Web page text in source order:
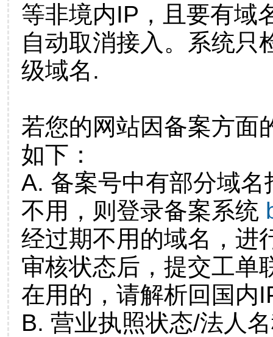
等非境内IP，且要有域
自动取消接入。系统只
级域名.
若您的网站因备案方面
如下：
A. 备案号中有部分域
不用，则登录备案系统
经过期不用的域名，进
审核状态后，提交工单
在用的，请解析回国内
B. 营业执照状态/法人